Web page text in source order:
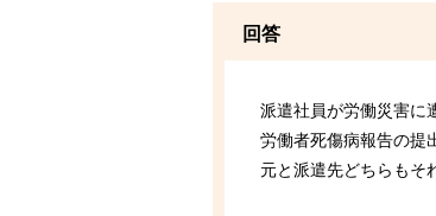
回答
派遣社員が労働災害に
労働者死傷病報告の提
元と派遣先どちらもそ